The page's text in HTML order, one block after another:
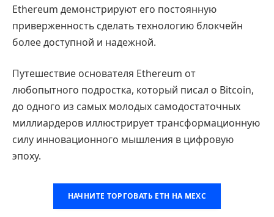
Ethereum демонстрируют его постоянную
приверженность сделать технологию блокчейн
более доступной и надежной.
Путешествие основателя Ethereum от
любопытного подростка, который писал о Bitcoin,
до одного из самых молодых самодостаточных
миллиардеров иллюстрирует трансформационную
силу инновационного мышления в цифровую
эпоху.
НАЧНИТЕ ТОРГОВАТЬ ETH НА MEXC